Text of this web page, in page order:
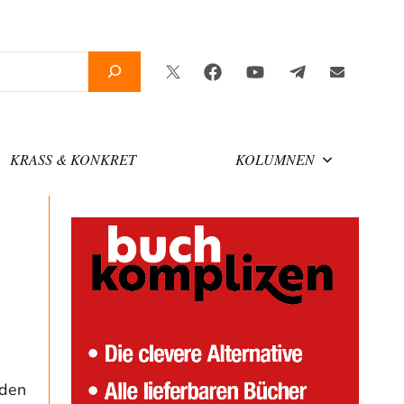
TwitterFacebookYouTubeTelegramNewsletter
KRASS & KONKRET KOLUMNEN